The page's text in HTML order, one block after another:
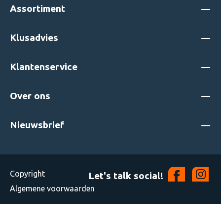
Assortiment
Klusadvies
Klantenservice
Over ons
Nieuwsbrief
Copyright Let's talk social!
Algemene voorwaarden